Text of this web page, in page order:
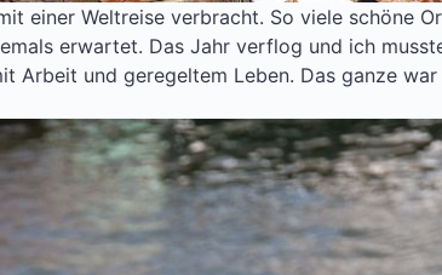
einer Weltreise verbracht. So viele schöne
erwartet. Das Jahr verflog und ich
Arbeit und geregeltem Leben. Das ganze